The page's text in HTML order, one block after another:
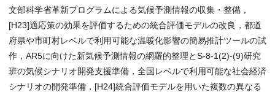
文部科学省革新プログラムによる気候予測情報の収集・整備，
[H23]適応策の効果を評価するための統合評価モデルの改良，都道
府県や市町村レベルで利用可能な温暖化影響の簡易推計ツールの試
作，AR5に向けた新気候予測情報の網羅的整理とS-8-1(2)-(9)研究
班の気候シナリオ開発支援準備，全国レベルで利用可能な社会経済
シナリオの開発準備，[H24]統合評価モデルを用いた複数の異なる